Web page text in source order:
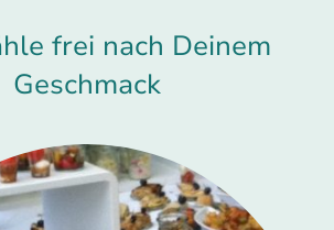
frei nach Deinem
Geschmack